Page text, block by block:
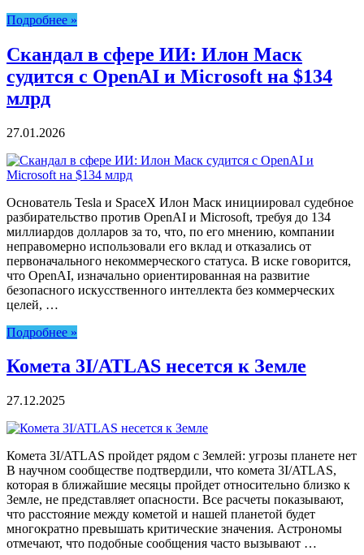
Подробнее »
Скандал в сфере ИИ: Илон Маск
судится с OpenAI и Microsoft на $134
млрд
27.01.2026
Основатель Tesla и SpaceX Илон Маск инициировал судебное
разбирательство против OpenAI и Microsoft, требуя до 134
миллиардов долларов за то, что, по его мнению, компании
неправомерно использовали его вклад и отказались от
первоначального некоммерческого статуса. В иске говорится,
что OpenAI, изначально ориентированная на развитие
безопасного искусственного интеллекта без коммерческих
целей, …
Подробнее »
Комета 3I/ATLAS несется к Земле
27.12.2025
Комета 3I/ATLAS пройдет рядом с Землей: угрозы планете нет
В научном сообществе подтвердили, что комета 3I/ATLAS,
которая в ближайшие месяцы пройдет относительно близко к
Земле, не представляет опасности. Все расчеты показывают,
что расстояние между кометой и нашей планетой будет
многократно превышать критические значения. Астрономы
отмечают, что подобные сообщения часто вызывают …